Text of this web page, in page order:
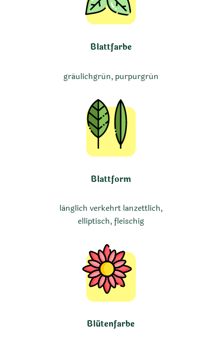
Blattfarbe
gräulichgrün, purpurgrün
Blattform
länglich verkehrt lanzettlich,
elliptisch, fleischig
Blütenfarbe